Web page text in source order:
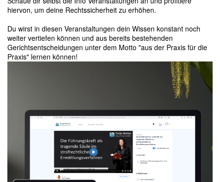
Rechtssicherheit im Rettungsdienst muss nicht immer teuer sein.
hiervon, um deine Rechtssicherheit zu erhöhen.
Du wirst in diesen Veranstaltungen dein Wissen konstant noch
weiter vertiefen können und aus bereits bestehenden
Gerichtsentscheidungen unter dem Motto "aus der Praxis für die